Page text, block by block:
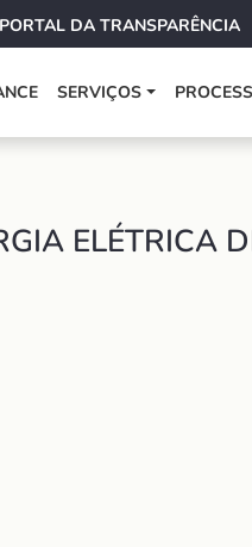
PORTAL DA TRANSPARÊNCIA
SERVIÇOS
ELÉTRICA